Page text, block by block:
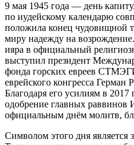
9 мая 1945 года — день
по иудейскому календарю
положила конец чудовищной
миру надежду на
ияра в официальный
выступил президент
фонда горских евреев
еврейского конгресса Герман
Благодаря его усилиям в
одобрение главных раввинов
официальным днём молитв,
Символом этого дня является